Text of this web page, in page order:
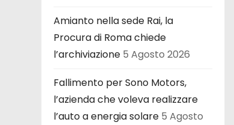
Amianto nella sede Rai, la
Procura di Roma chiede
l’archiviazione 5 Agosto 2026
Fallimento per Sono Motors,
l’azienda che voleva realizzare
l’auto a energia solare 5 Agosto